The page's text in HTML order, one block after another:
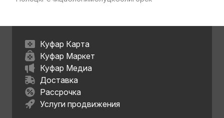
Куфар Карта
Куфар Маркет
Куфар Медиа
Доставка
Рассрочка
Услуги продвижения